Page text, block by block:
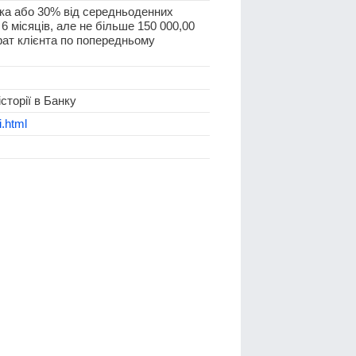
або 30% від середньоденних
місяців, але не більше 150 000,00
клієнта по попередньому
в Банку